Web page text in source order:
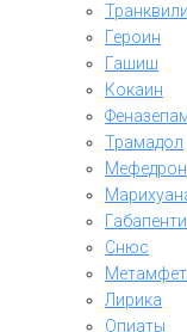
Героин
Гашиш
Кокаин
Трамадол
Мефедрон
Снюс
Лирика
Опиаты